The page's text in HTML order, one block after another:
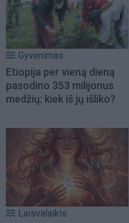
Gyvenimas
Etiopija per vieną dieną
pasodino 353 milijonus
medžių: kiek iš jų išliko?
Laisvalaikis